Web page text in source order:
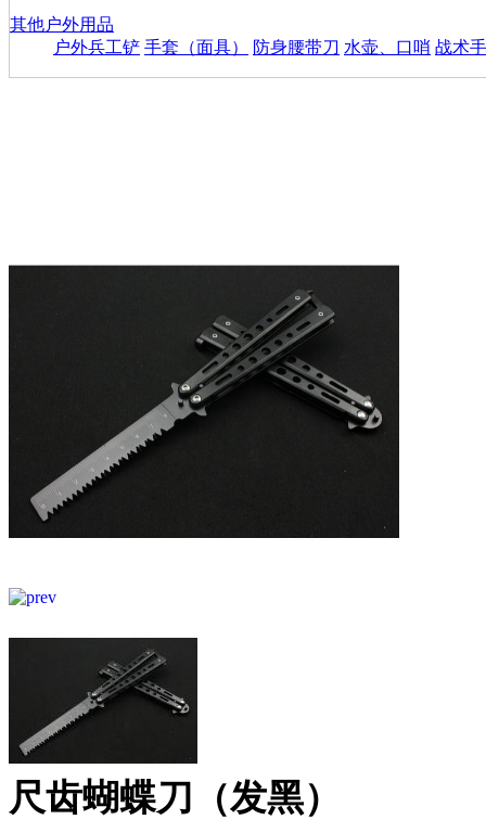
其他户外用品
户外兵工铲 手套（面具） 防身腰带刀 水壶、口哨 战术
尺齿蝴蝶刀（发黑）